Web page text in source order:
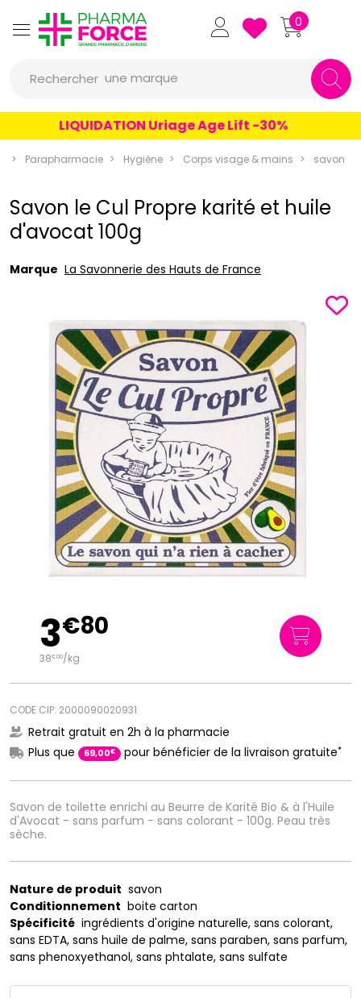
Pharmaforce Grande Pharmacie
0
Rechercher
un produit
une marque
LIQUIDATION Uriage Age Lift -30%
Parapharmacie Hygiène Corps visage & mains savon
Savon le Cul Propre karité et huile
d'avocat 100g
Marque La Savonnerie des Hauts de France
Savon de toilette enrichi au Beurre de Karité Bio & à l'Huile
d'Avocat - sans parfum - sans colorant - 100g. Peau très
sèche.
3€80
38€00/kg
CODE CIP: 2000090020931
Retrait gratuit en 2h à la pharmacie
Plus que
69,00€ pour bénéficier de la livraison gratuite*
Nature de produit savon
Conditionnement boite carton
Spécificité ingrédients d'origine naturelle, sans colorant,
sans EDTA, sans huile de palme, sans paraben, sans parfum,
sans phenoxyethanol, sans phtalate, sans sulfate